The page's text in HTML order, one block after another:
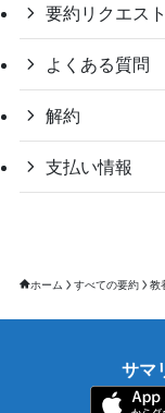
要約リクエスト
よくある質問
解約
支払い情報
ホーム すべての要約 教
サマ